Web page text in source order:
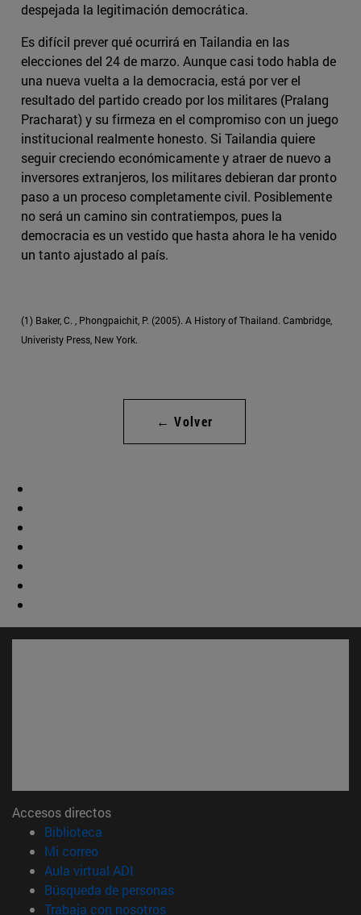
despejada la legitimación democrática.
Es difícil prever qué ocurrirá en Tailandia en las
elecciones del 24 de marzo. Aunque casi todo habla de
una nueva vuelta a la democracia, está por ver el
resultado del partido creado por los militares (Pralang
Pracharat) y su firmeza en el compromiso con un juego
institucional realmente honesto. Si Tailandia quiere
seguir creciendo económicamente y atraer de nuevo a
inversores extranjeros, los militares debieran dar pronto
paso a un proceso completamente civil. Posiblemente
no será un camino sin contratiempos, pues la
democracia es un vestido que hasta ahora le ha venido
un tanto ajustado al país.
(1) Baker, C. , Phongpaichit, P. (2005). A History of Thailand. Cambridge,
Univeristy Press, New York.
← Volver
Accesos directos
Biblioteca
Mi correo(abre en nueva ventana)
Aula virtual ADI
Búsqueda de personas(abre en nueva ventana)
Trabaja con nosotros(abre en nueva ventana)